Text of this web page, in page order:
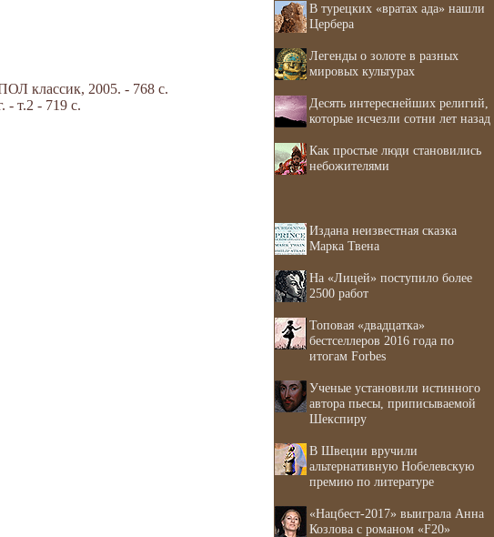
классик, 2005. - 768 с.
т.2 - 719 с.
В турецких «вратах ада» нашли
Цербера
Легенды о золоте в разных
мировых культурах
Десять интереснейших религий,
которые исчезли сотни лет назад
Как простые люди становились
небожителями
Издана неизвестная сказка
Марка Твена
На «Лицей» поступило более
2500 работ
Топовая «двадцатка»
бестселлеров 2016 года по
итогам Forbes
Ученые установили истинного
автора пьесы, приписываемой
Шекспиру
В Швеции вручили
альтернативную Нобелевскую
премию по литературе
«Нацбест-2017» выиграла Анна
Козлова с романом «F20»